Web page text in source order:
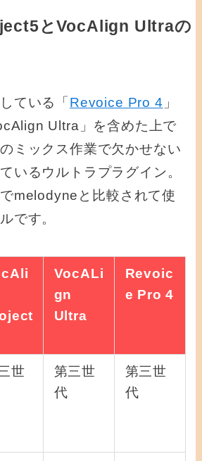
とVocAlign Ultraの
ている「Revoice Pro 4 」
Ultra」を含めた上で
ミックス作業で欠かせない
いるウルトラプラグイン。
melodyneと比較されて使
です。
VocALi
gn
Ultra
Revoic
e Pro 4
世
第三世
代
第三世
代